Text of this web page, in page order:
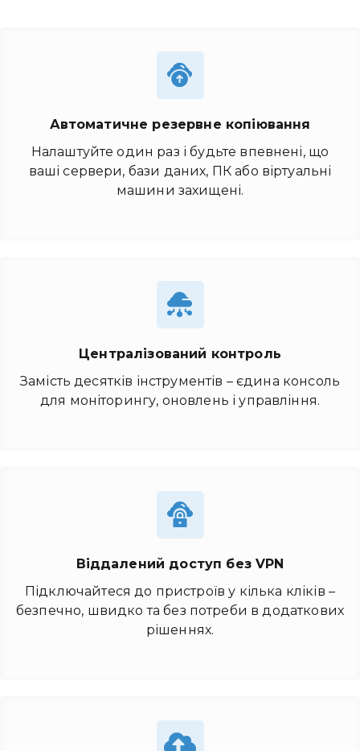
Автоматичне резервне копіювання
Налаштуйте один раз і будьте впевнені, що
ваші сервери, бази даних, ПК або віртуальні
машини захищені.
Централізований контроль
Замість десятків інструментів – єдина консоль
для моніторингу, оновлень і управління.
Віддалений доступ без VPN
Підключайтеся до пристроїв у кілька кліків –
безпечно, швидко та без потреби в додаткових
рішеннях.